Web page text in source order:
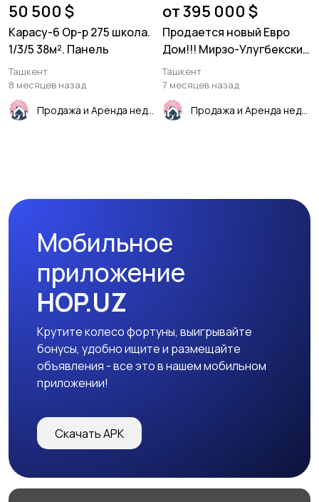
50 500 $
Карасу-6 Ор-р 275 школа.
1/3/5 38м². Панель
Ташкент
8 месяцев назад
от 395 000 $
Продается новый Евро
Дом!!! Мирзо-Улугбекский
район. Центр
луначарского ул. Шукур
Бурханова 3 - уровня Дом.
Площадь 340м²
Ташкент
7 месяцев назад
Мобильное
приложение
HOP.UZ
Крутите колесо фортуны, выигрывайте
бонусы, удобно ищите и размещайте
объявления - все это в нашем мобильном
приложении!
Скачать APK